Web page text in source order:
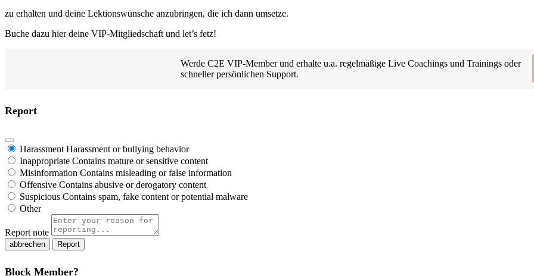
zu erhalten und deine Lektionswünsche anzubringen, die ich dann umsetze.
Buche dazu hier deine VIP-Mitgliedschaft und let’s fetz!
Werde C2E VIP-Member und erhalte u.a. regelmäßige Live Coachings und Trainings oder
schneller persönlichen Support.
Report
Harassment Harassment or bullying behavior
Inappropriate Contains mature or sensitive content
Misinformation Contains misleading or false information
Offensive Contains abusive or derogatory content
Suspicious Contains spam, fake content or potential malware
Other
Report note
Report
Block Member?